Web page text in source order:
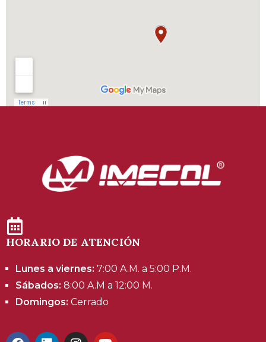
HORARIO DE ATENCIÓN
Lunes a viernes: 7:00 A.M. a 5:00 P.M.
Sábados: 8:00 A.M a 12:00 M.
Domingos: Cerrado